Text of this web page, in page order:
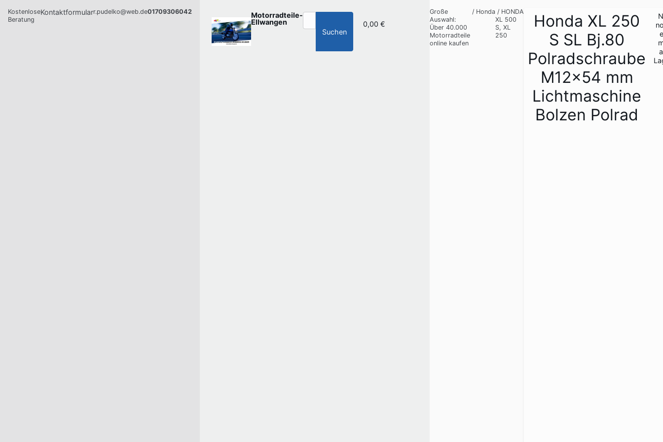
Kostenlose
Beratung
Kontaktformularr.pudelko@web.de01709306042
Motorradteile-
Ellwangen
Suchen
0,00 €
Große
Auswahl:
Über 40.000
Motorradteile
online kaufen
/ Honda / HONDA
XL 500
S, XL
250
Honda XL 250
S SL Bj.80
Polradschraube
M12x54 mm
Lichtmaschine
Bolzen Polrad